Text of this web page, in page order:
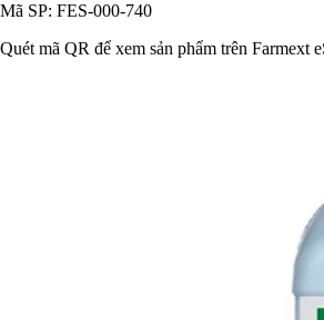
Mã SP: FES-000-740
Quét mã QR để xem sản phẩm trên Farmext